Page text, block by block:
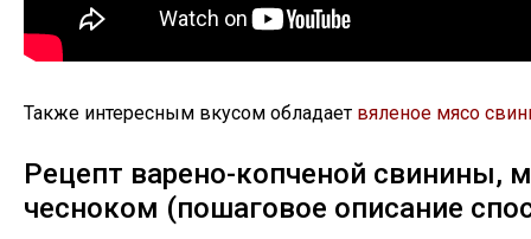
Также интересным вкусом обладает вяленое мясо
Рецепт варено-копченой свинины,
чесноком (пошаговое описание